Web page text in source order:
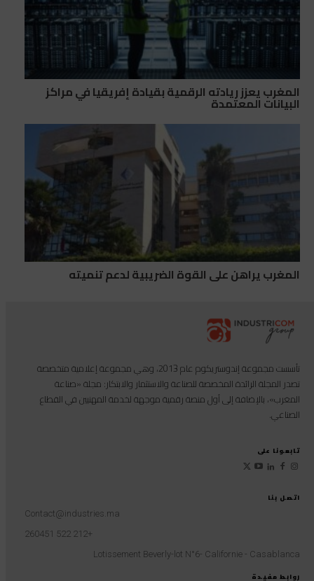
المغرب يعزز ريادته الرقمية بقيادة إفريقيا في مراكز
البيانات المعتمدة
المغرب يراهن على القوة الضريبية لدعم تنميته
روابط مفيدة
اتصل بنا
Contact@industries.ma
+212 522 260451
Lotissement Beverly-lot N°6- Californie - Casablanca
تأسست مجموعة إندوستريكوم عام 2013، وهي مجموعة إعلامية متخصصة
تصدر المجلة الرائدة المخصصة للصناعة والاستثمار والابتكار: مجلة «صناعة
المغرب»، بالإضافة إلى أول منصة رقمية موجهة لخدمة المهنيين في القطاع
الصناعي.
تابعونا على